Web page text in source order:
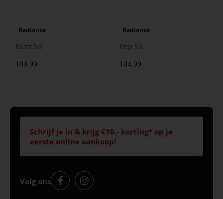
Radiance
Buzz S3
109.99
Radiance
Pep S3
104.99
Schrijf je in & krijg €10,- korting* op je
eerste online aankoop!
Volg ons